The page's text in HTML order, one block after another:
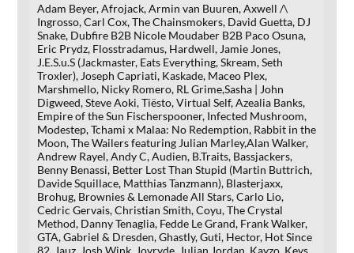
Adam Beyer, Afrojack, Armin van Buuren, Axwell /\
Ingrosso, Carl Cox, The Chainsmokers, David Guetta, DJ
Snake, Dubfire B2B Nicole Moudaber B2B Paco Osuna,
Eric Prydz, Flosstradamus, Hardwell, Jamie Jones,
J.E.S.u.S (Jackmaster, Eats Everything, Skream, Seth
Troxler), Joseph Capriati, Kaskade, Maceo Plex,
Marshmello, Nicky Romero, RL Grime,Sasha | John
Digweed, Steve Aoki, Tiësto, Virtual Self, Azealia Banks,
Empire of the Sun Fischerspooner, Infected Mushroom,
Modestep, Tchami x Malaa: No Redemption, Rabbit in the
Moon, The Wailers featuring Julian Marley,Alan Walker,
Andrew Rayel, Andy C, Audien, B.Traits, Bassjackers,
Benny Benassi, Better Lost Than Stupid (Martin Buttrich,
Davide Squillace, Matthias Tanzmann), Blasterjaxx,
Brohug, Brownies & Lemonade All Stars, Carlo Lio,
Cedric Gervais, Christian Smith, Coyu, The Crystal
Method, Danny Tenaglia, Fedde Le Grand, Frank Walker,
GTA, Gabriel & Dresden, Ghastly, Guti, Hector, Hot Since
82, Jauz, Josh Wink, Joyryde, Julian Jordan, Kayzo, Keys